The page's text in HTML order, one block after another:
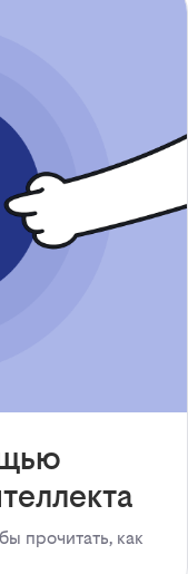
прочитать, как